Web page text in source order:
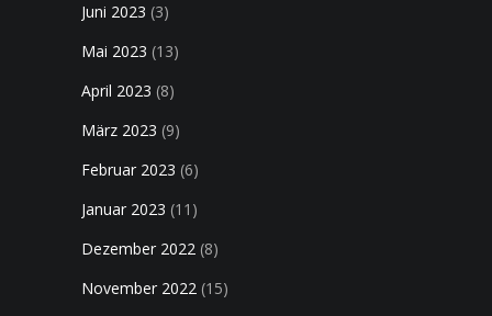
Juni 2023 (3)
Mai 2023 (13)
April 2023 (8)
März 2023 (9)
Februar 2023 (6)
Januar 2023 (11)
Dezember 2022 (8)
November 2022 (15)